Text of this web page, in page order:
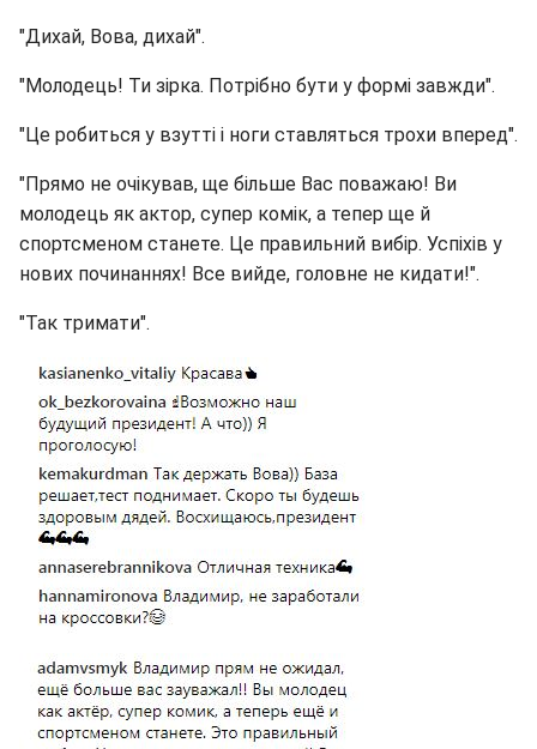
"Дихай, Вова, дихай".
"Молодець! Ти зірка. Потрібно бути у формі завжди".
"Це робиться у взутті і ноги ставляться трохи вперед".
"Прямо не очікував, ще більше Вас поважаю! Ви
молодець як актор, супер комік, а тепер ще й
спортсменом станете. Це правильний вибір. Успіхів у
нових починаннях! Все вийде, головне не кидати!".
"Так тримати".